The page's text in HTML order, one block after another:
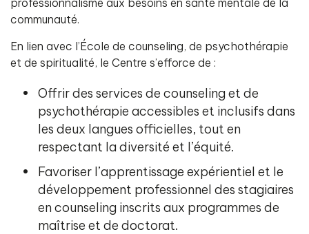
professionnalisme aux besoins en santé mentale de la
communauté.
En lien avec l’École de counseling, de psychothérapie
et de spiritualité, le Centre s’efforce de :
Offrir des services de counseling et de
psychothérapie accessibles et inclusifs dans
les deux langues officielles, tout en
respectant la diversité et l’équité.
Favoriser l’apprentissage expérientiel et le
développement professionnel des stagiaires
en counseling inscrits aux programmes de
maîtrise et de doctorat.